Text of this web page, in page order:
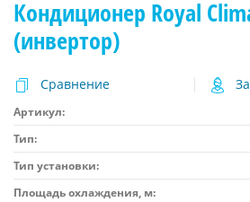
Кондиционер Royal
(инвертор)
Сравнение
Артикул:
Тип:
Тип установки:
Площадь охлаждения, м: